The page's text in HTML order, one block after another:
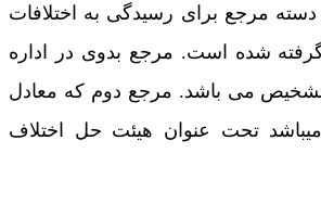
مرجع برای رسیدگی به اختلافات
شده است. مرجع بدوی در اداره
تشخیص می باشد. مرجع دوم که معادل
میباشد تحت عنوان هیئت حل اختلاف